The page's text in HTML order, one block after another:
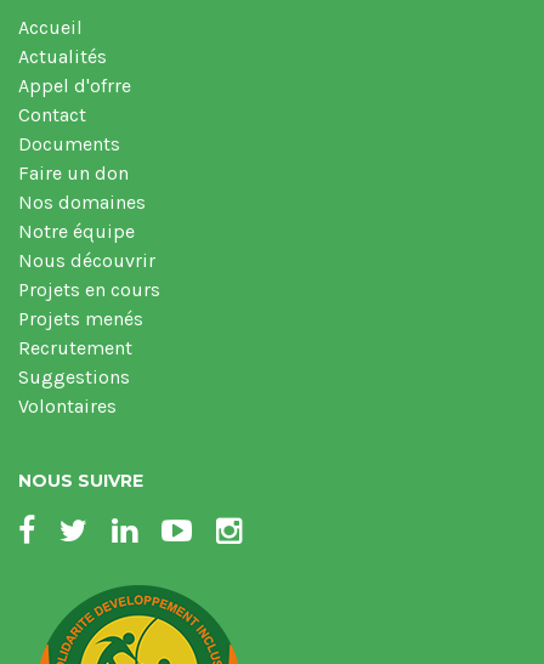
Accueil
Actualités
Appel d'ofrre
Contact
Documents
Faire un don
Nos domaines
Notre équipe
Nous découvrir
Projets en cours
Projets menés
Recrutement
Suggestions
Volontaires
NOUS SUIVRE